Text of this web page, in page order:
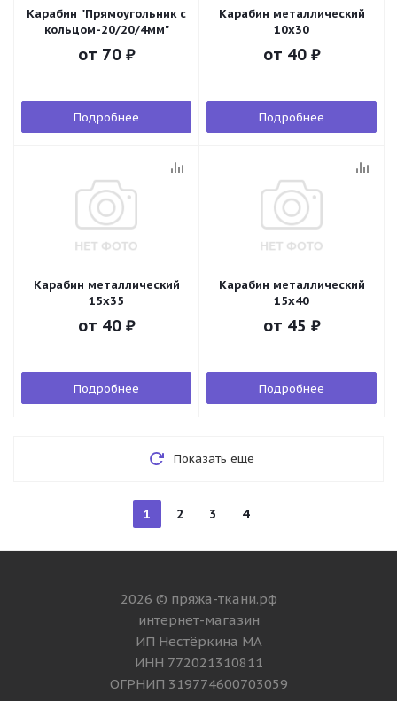
Карабин "Прямоугольник с
кольцом-20/20/4мм"
от 70 ₽
Подробнее
Карабин металлический
10х30
от 40 ₽
Подробнее
Карабин металлический
15х35
от 40 ₽
Подробнее
Карабин металлический
15х40
от 45 ₽
Подробнее
Показать еще
1 2 3 4
2026 © пряжа-ткани.рф
интернет-магазин
ИП Нестёркина МА
ИНН 772021310811
ОГРНИП 319774600703059